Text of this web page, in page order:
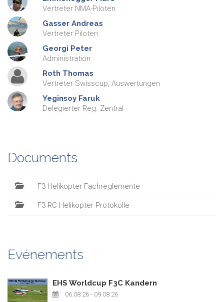
Vertreter NMA-Piloten
Gasser Andreas
Vertreter Piloten
Georgi Peter
Administration
Roth Thomas
Vertreter Swisscup, Auswertungen
Yeginsoy Faruk
Delegierter Reg. Zentral
Documents
F3 Helikopter Fachreglemente
F3 RC Helikopter Protokolle
Evénements
EHS Worldcup F3C Kandern
06.08.26 - 09.08.26